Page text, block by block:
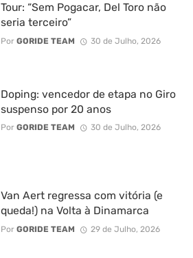
Tour: “Sem Pogacar, Del Toro não
seria terceiro”
Por GORIDE TEAM 30 de Julho, 2026
Doping: vencedor de etapa no Giro
suspenso por 20 anos
Por GORIDE TEAM 30 de Julho, 2026
Van Aert regressa com vitória (e
queda!) na Volta à Dinamarca
Por GORIDE TEAM 29 de Julho, 2026